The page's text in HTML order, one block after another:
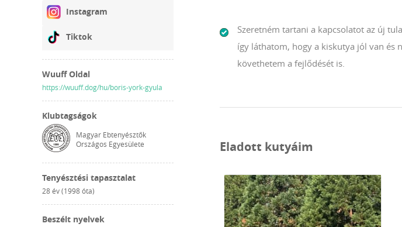
Instagram
Tiktok
Wuuff Oldal
https://wuuff.dog/hu/boris-york-gyula
Klubtagságok
Magyar Ebtenyésztők
Országos Egyesülete
Tenyésztési tapasztalat
28 év (1998 óta)
Beszélt nyelvek
Szeretném tartani a kapcsolatot az új
így láthatom, hogy a kiskutya jól van és
követhetem a fejlődését is.
Eladott kutyáim